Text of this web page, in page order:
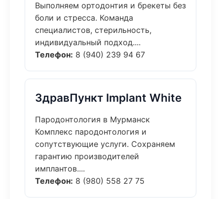
Выполняем ортодонтия и брекеты без
боли и стресса. Команда
специалистов, стерильность,
индивидуальный подход....
Телефон: 8 (940) 239 94 67
ЗдравПункт Implant White
Пародонтология в Мурманск
Комплекс пародонтология и
сопутствующие услуги. Сохраняем
гарантию производителей
имплантов....
Телефон: 8 (980) 558 27 75